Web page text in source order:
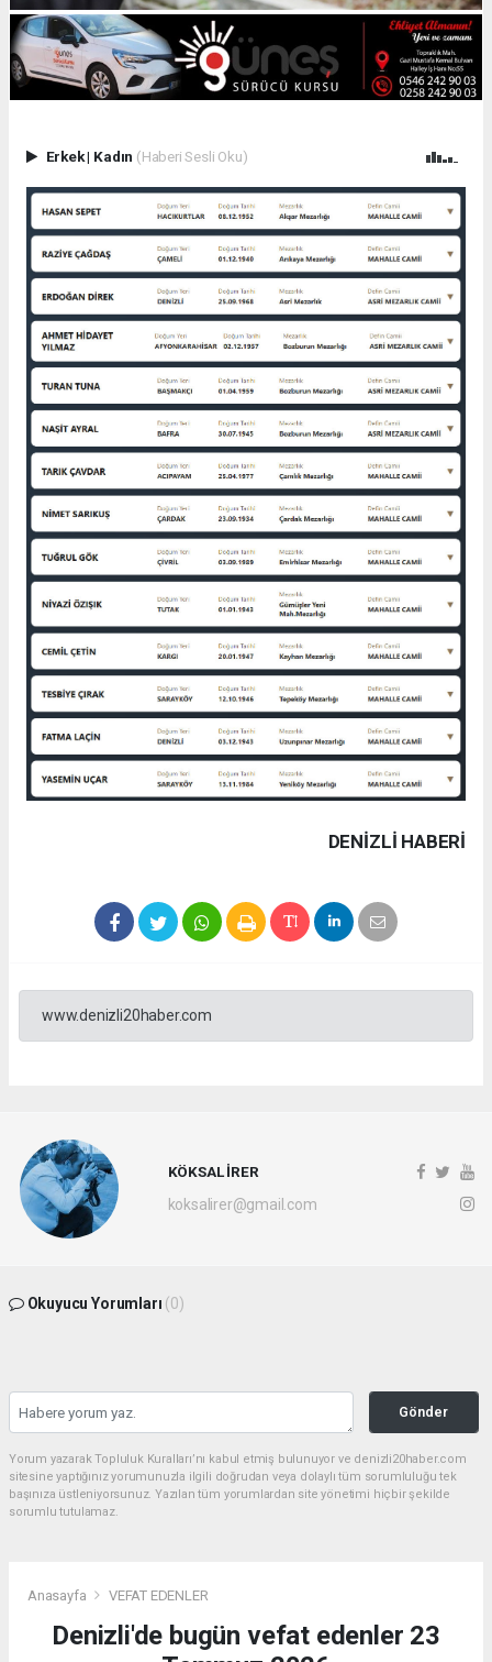
Erkek| Kadın (Haberi Sesli Oku)
DENIZLI HABERİ
www.denizli20haber.com
KÖKSAL İRER
koksalirer@gmail.com
Okuyucu Yorumları (0)
Gönder
Yorum yazarak Topluluk Kuralları’nı kabul etmiş bulunuyor ve denizli20haber.com
sitesine yaptığınız yorumunuzla ilgili doğrudan veya dolaylı tüm sorumluluğu tek
başınıza üstleniyorsunuz. Yazılan tüm yorumlardan site yönetimi hiçbir şekilde
sorumlu tutulamaz.
Anasayfa VEFAT EDENLER
Denizli'de bugün vefat edenler 23